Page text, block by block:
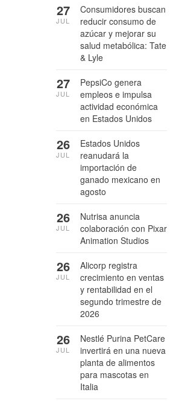
Consumidores buscan
reducir consumo de
azúcar y mejorar su
salud metabólica: Tate
& Lyle
27
JUL
PepsiCo genera
empleos e impulsa
actividad económica
en Estados Unidos
27
JUL
Estados Unidos
reanudará la
importación de
ganado mexicano en
agosto
26
JUL
Nutrisa anuncia
colaboración con Pixar
Animation Studios
26
JUL
Alicorp registra
crecimiento en ventas
y rentabilidad en el
segundo trimestre de
2026
26
JUL
Nestlé Purina PetCare
invertirá en una nueva
planta de alimentos
para mascotas en
Italia
26
JUL